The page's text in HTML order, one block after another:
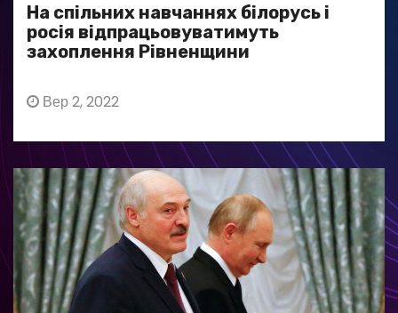
На спільних навчаннях білорусь і
росія відпрацьовуватимуть
захоплення Рівненщини
Вер 2, 2022